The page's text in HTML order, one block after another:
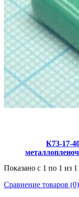
К73-17-
Показано с 1 по 1 из
Сравнение товаров (0)